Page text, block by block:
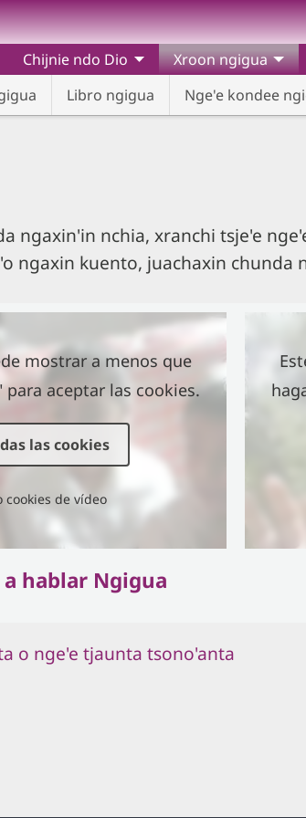
Chijnie ndo Dio
Xroon ngigua
Libro ngigua Nge'e kondee
ngaxin'in nchia, xranchi tsje'e
ngaxin kuento, juachaxin chunda
mostrar a menos que
aceptar las cookies.
las cookies
cookies de vídeo
hablar Ngigua
o nge'e tjaunta tsono'anta